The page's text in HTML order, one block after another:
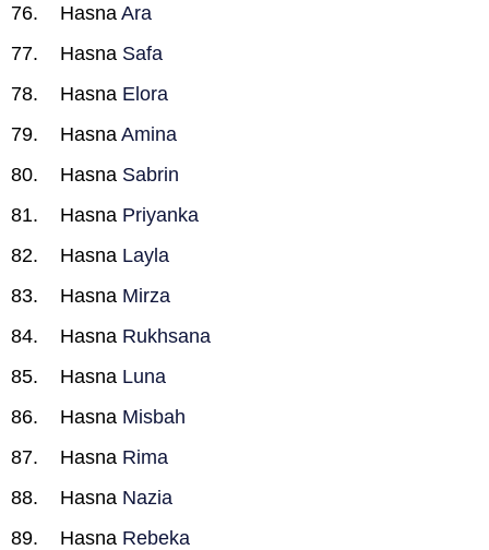
Hasna Ara
Hasna Safa
Hasna Elora
Hasna Amina
Hasna Sabrin
Hasna Priyanka
Hasna Layla
Hasna Mirza
Hasna Rukhsana
Hasna Luna
Hasna Misbah
Hasna Rima
Hasna Nazia
Hasna Rebeka